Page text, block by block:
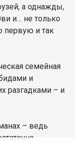
а однажды,
и… не только
первую и так
семейная
и
разгадками – и
– ведь